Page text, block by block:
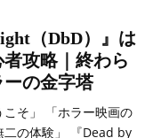
（DbD）』は
攻略｜終わら
の金字塔
こそ」 「ホラー映画の
二の体験」 『Dead by